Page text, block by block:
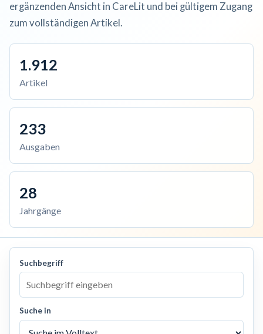
ergänzenden Ansicht in CareLit und bei gültigem Zugang
zum vollständigen Artikel.
1.912
Artikel
233
Ausgaben
28
Jahrgänge
Suchbegriff
Suche in